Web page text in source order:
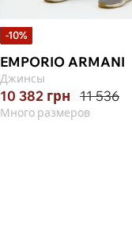
-10%
EMPORIO ARMANI
Джинсы
10 382 грн 11 536
Много размеров